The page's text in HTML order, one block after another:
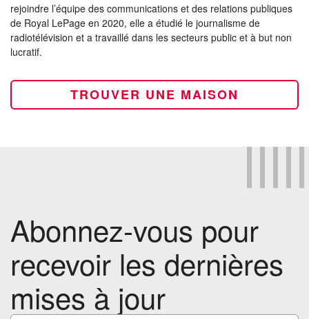
rejoindre l’équipe des communications et des relations publiques
de Royal LePage en 2020, elle a étudié le journalisme de
radiotélévision et a travaillé dans les secteurs public et à but non
lucratif.
TROUVER UNE MAISON
Abonnez-vous pour
recevoir les dernières
mises à jour